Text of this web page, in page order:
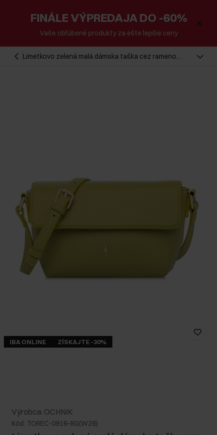
FINÁLE VÝPREDAJA DO -60%
Vaše obľúbené produkty za ešte lepšie ceny
Limetkovo zelená malá dámska taška cez rameno
IBA ONLINE ZÍSKAJTE -30%
Výrobca: OCHNIK
Kód: TOREC-0916-8G(W26)